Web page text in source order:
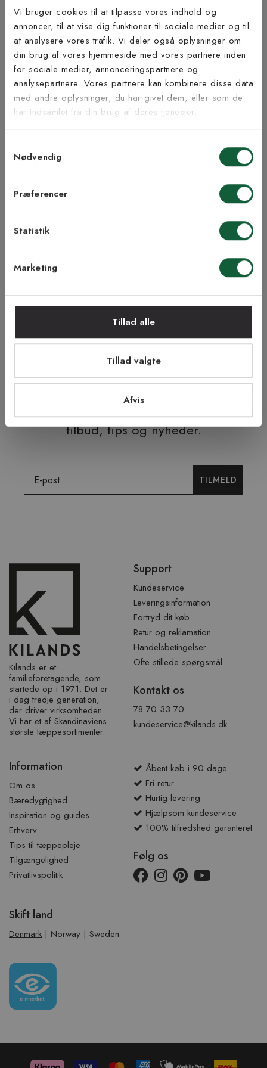
Vi bruger cookies til at tilpasse vores indhold og
annoncer, til at vise dig funktioner til sociale medier og til
at analysere vores trafik. Vi deler også oplysninger om
din brug af vores hjemmeside med vores partnere inden
for sociale medier, annonceringspartnere og
analysepartnere. Vores partnere kan kombinere disse data
med andre oplysninger, du har givet dem, eller som de
har indsamlet fra din brug af deres tjenester.
Nødvendig
Præferencer
Statistik
Marketing
Tillad alle
Tillad valgte
Afvis
Bæredygtighed
Inspiration fra @kilandsofficial
FRI RETUR
Tilmeld dig vores nyhedsbrev og få
tilbud, tips og nyheder.
TILMELD
over
Kilands er et
familieforetagende, som
startede op i 1971. Det er
i dag tredje generation,
der driver virksomheden.
Vi har et af ​​Skandinaviens
største tæppesortimenter.
Support
Kundeservice
Leveringsinformation
Fortryd dit køb
Retur og reklamation
Handelsbetingelser
Ofte stillede spørgsmål
Kontakt os
78 70 33 70
kundeservice@kilands.dk
Information
Om os
Bæredygtighed
Inspiration og guides
Erhverv
Tips til tæppepleje
Tilgængelighed
Privatlivspolitik
Åbent køb i 90 dage
Fri retur
Hurtig levering
Hjælpsom kundeservice
100% tilfredshed garanteret
Følg os
Skift land
Denmark | Norway | Sweden
Tilmeld dig vores
nyhedsbrev
Vær blandt de første til at modtage vores tilbud,
tips og nyheder.
modtage nyhedsbreve fra Kilands